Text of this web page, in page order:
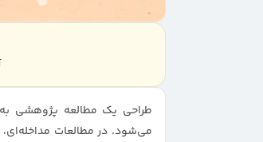
طراحی یک مطالعه پژوهشی
می‌شود. در مطالعات